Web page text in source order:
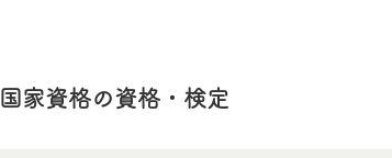
国家資格の資格・検定